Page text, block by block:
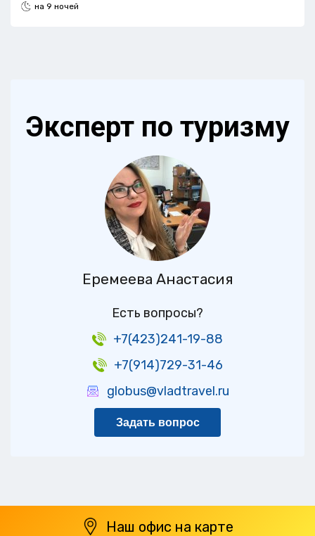
на 9 ночей
Эксперт по туризму
Еремеева Анастасия
Есть вопросы?
+7(423)241-19-88
+7(914)729-31-46
globus@vladtravel.ru
Задать вопрос
Наш офис на карте